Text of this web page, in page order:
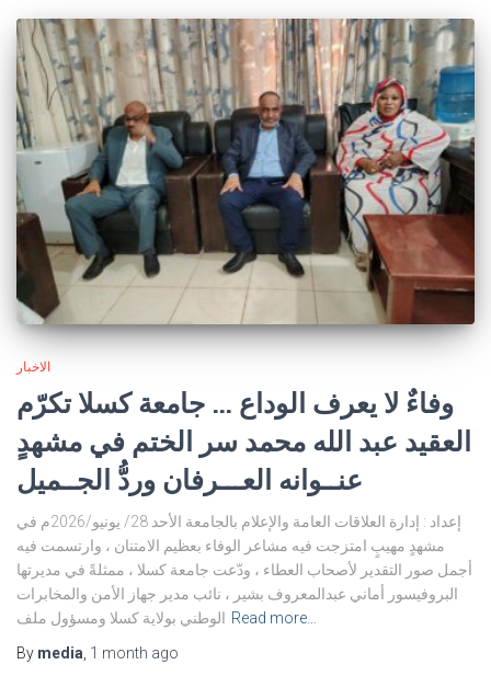
الاخبار
وفاءٌ لا يعرف الوداع … جامعة كسلا تكرّم
العقيد عبد الله محمد سر الختم في مشهدٍ
عنــوانه العـــرفان وردُّ الجــميل
إعداد : إدارة العلاقات العامة والإعلام بالجامعة الأحد 28/ يونيو/2026م في
مشهدٍ مهيبٍ امتزجت فيه مشاعر الوفاء بعظيم الامتنان ، وارتسمت فيه
أجمل صور التقدير لأصحاب العطاء ، ودّعت جامعة كسلا ، ممثلةً في مديرتها
البروفيسور أماني عبدالمعروف بشير ، نائب مدير جهاز الأمن والمخابرات
الوطني بولاية كسلا ومسؤول ملف Read more…
By media 1 month ago